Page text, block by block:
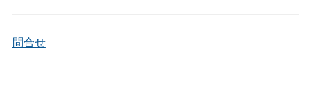
問合せ